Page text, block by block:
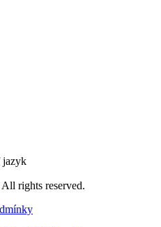
jazyk
All rights reserved.